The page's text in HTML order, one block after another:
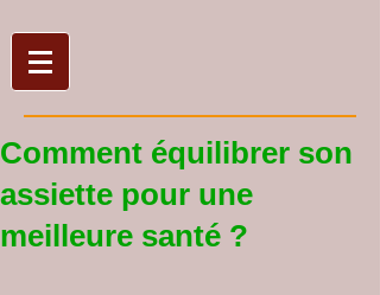
Comment équilibrer son
assiette pour une
meilleure santé ?